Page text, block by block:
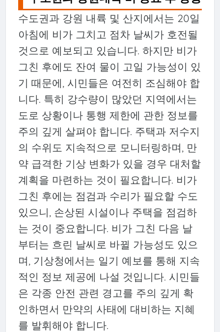
수도권과 강원 내륙 및 산지에서는 20일
아침에 비가 그치고 점차 날씨가 호전될
것으로 예보되고 있습니다. 하지만 비가
그친 후에도 잔여 물이 고일 가능성이 있
기 때문에, 시민들은 여전히 조심해야 합
니다. 특히 강수량이 많았던 지역에서는
도로 상황이나 통행 제한에 관한 정보를
주의 깊게 살펴야 합니다. 주택과 저수지
의 수위도 지속적으로 모니터링하며, 만
약 급격한 기상 변화가 있을 경우 대처할
계획을 마련하는 것이 필요합니다. 비가
그친 후에는 점검과 수리가 필요할 수도
있으니, 손상된 시설이나 주택을 점검하
는 것이 중요합니다. 비가 그친 다음 날
부터는 흐린 날씨로 바뀔 가능성도 있으
며, 기상청에서는 일기 예보를 통해 지속
적인 정보 제공에 나설 것입니다. 시민들
은 각종 안전 관련 경고를 주의 깊게 확
인하면서 만약의 사태에 대비하는 지혜
를 발휘해야 합니다.